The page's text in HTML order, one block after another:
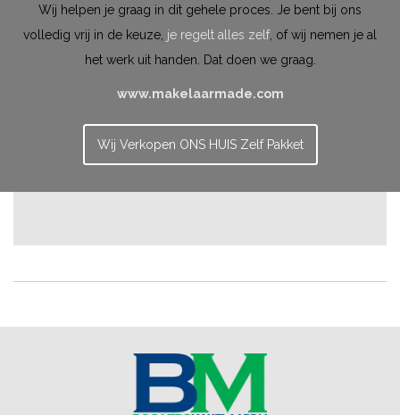
Wij helpen je graag in dit gehele proces. Je bent bij ons
volledig vrij in de keuze, je regelt alles zelf, of wij nemen je al
het werk uit handen. Dat doen we graag.
www.makelaarmade.com
Wij Verkopen ONS HUIS Zelf Pakket